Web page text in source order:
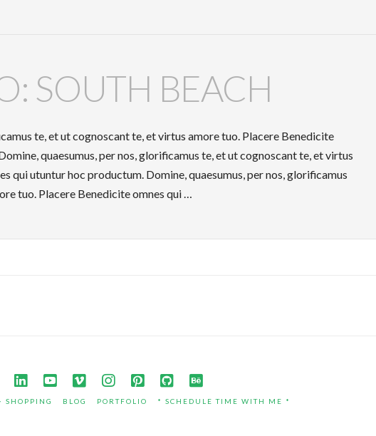
SOUTH BEACH
te, et ut cognoscant te, et virtus amore tuo. Placere Benedicite
quaesumus, per nos, glorificamus te, et ut cognoscant te, et virtus
qui utuntur hoc productum. Domine, quaesumus, per nos, glorificamus
tuo. Placere Benedicite omnes qui …
SHOPPING BLOG PORTFOLIO * SCHEDULE TIME WITH ME *